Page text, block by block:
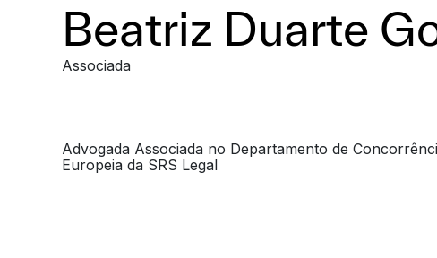
Beatriz Duarte
Associada
Advogada Associada no Departamento de
Europeia da SRS Legal